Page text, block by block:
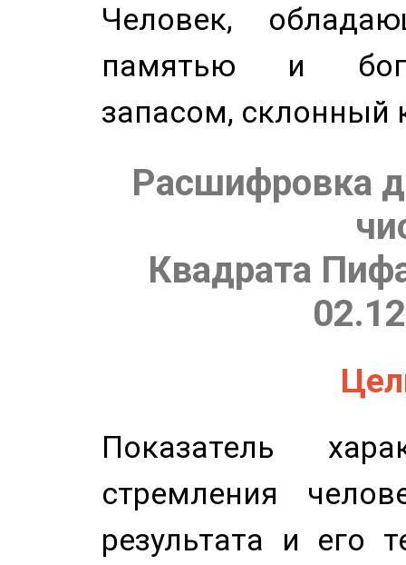
Человек,
памятью и
запасом, склонный
Расшифровка
Квадрата
Показатель
стремления
результата и его